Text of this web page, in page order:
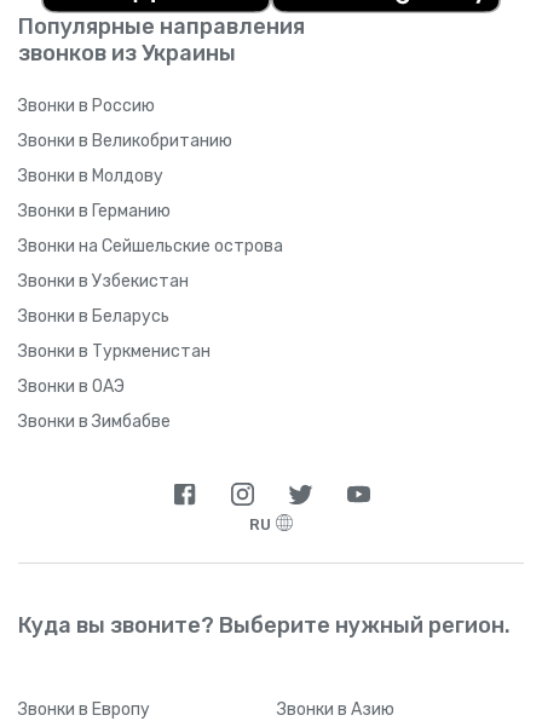
Популярные направления
звонков из Украины
Звонки в Россию
Звонки в Великобританию
Звонки в Молдову
Звонки в Германию
Звонки на Сейшельские острова
Звонки в Узбекистан
Звонки в Беларусь
Звонки в Туркменистан
Звонки в ОАЭ
Звонки в Зимбабве
RU
Куда вы звоните? Выберите нужный регион.
Звонки в Европу Звонки в Азию